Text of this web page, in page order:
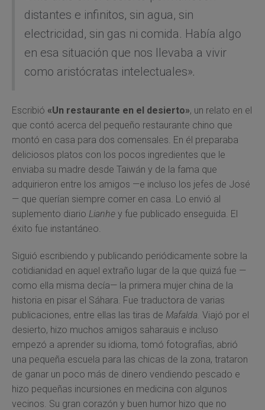
distantes e infinitos, sin agua, sin
electricidad, sin gas ni comida. Había algo
en esa situación que nos llevaba a vivir
como aristócratas intelectuales».
Escribió «Un restaurante en el desierto», un relato en el
que contó acerca del pequeño restaurante chino que
montó en casa para dos comensales. En él preparaba
deliciosos platos con los pocos ingredientes que le
enviaba su madre desde Taiwán y de la fama que
adquirieron entre los amigos —e incluso los jefes de José
— que querían siempre comer en casa. Lo envió al
suplemento diario Lianhe y fue publicado enseguida. El
éxito fue instantáneo.
Siguió escribiendo y publicando periódicamente sobre la
cotidianidad en aquel extraño lugar de la que quizá fue —
como ella misma decía— la primera mujer china de la
historia en pisar el Sáhara. Fue traductora de varias
publicaciones, entre ellas las tiras de Mafalda. Viajó por el
desierto, hizo muchos amigos saharauis e incluso
empezó a aprender su idioma, tomó fotografías, abrió
una pequeña escuela para las chicas de la zona, trataron
de ganar un poco más de dinero vendiendo pescado e
hizo pequeñas incursiones en medicina con algunos
vecinos. Su gran corazón y buen humor hizo que no